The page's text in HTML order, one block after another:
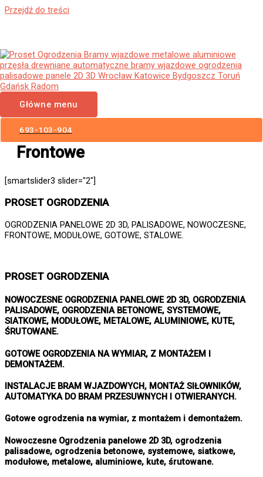
Przejdź do treści
Główne menu
693-103-904
Ogrodzenia Nowogród
Bobrzański Bramy Wjazdowe
Furtki Płoty Metalowe
Aluminiowe Nowoczesne
Panelowe Palisadowe Stalowe
Frontowe
[smartslider3 slider="2"]
PROSET OGRODZENIA
OGRODZENIA PANELOWE 2D 3D, PALISADOWE, NOWOCZESNE,
FRONTOWE, MODUŁOWE, GOTOWE, STALOWE.
PROSET OGRODZENIA
NOWOCZESNE OGRODZENIA PANELOWE 2D 3D, OGRODZENIA
PALISADOWE, OGRODZENIA BETONOWE, SYSTEMOWE,
SIATKOWE, MODUŁOWE, METALOWE, ALUMINIOWE, KUTE,
ŚRUTOWANE.
GOTOWE OGRODZENIA NA WYMIAR, Z MONTAŻEM I
DEMONTAŻEM.
INSTALACJE BRAM WJAZDOWYCH, MONTAŻ SIŁOWNIKÓW,
AUTOMATYKA DO BRAM PRZESUWNYCH I OTWIERANYCH.
Gotowe ogrodzenia na wymiar, z montażem i demontażem.
Nowoczesne Ogrodzenia panelowe 2D 3D, ogrodzenia
palisadowe, ogrodzenia betonowe, systemowe, siatkowe,
modułowe, metalowe, aluminiowe, kute, śrutowane.